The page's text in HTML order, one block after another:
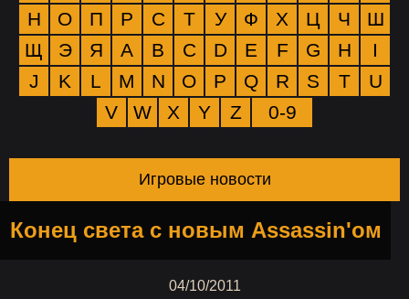
Н
О П Р С Т У Ф Х Ц Ч
Ш
Щ
Э Я A B C D E F G H
I
J
K L M N O P Q R S T
U
V
W X Y Z 0-9
Игровые новости
Конец света с новым Assassin'ом
04/10/2011